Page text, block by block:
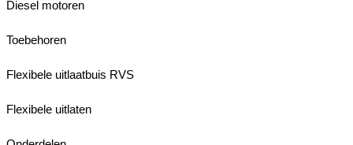
Diesel motoren
Toebehoren
Flexibele uitlaatbuis RVS
Flexibele uitlaten